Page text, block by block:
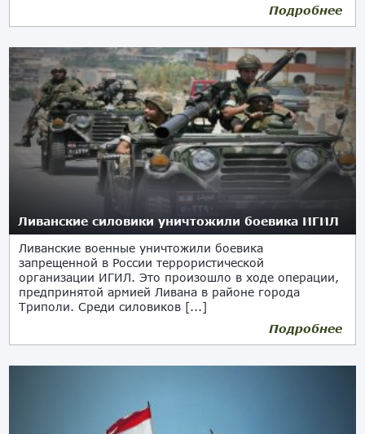
Подробнее
Ливанские силовики уничтожили боевика ИГИЛ
Ливанские военные уничтожили боевика
запрещенной в России террористической
организации ИГИЛ. Это произошло в ходе операции,
предпринятой армией Ливана в районе города
Триполи. Среди силовиков [...]
Подробнее